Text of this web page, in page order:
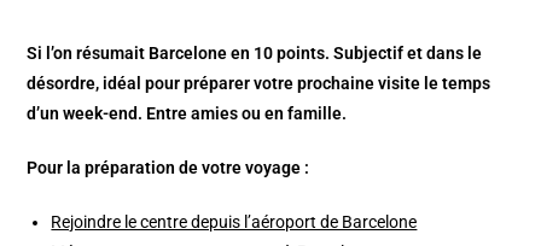
Si l’on résumait Barcelone en 10 points. Subjectif et dans le
désordre, idéal pour préparer votre prochaine visite le temps
d’un week-end. Entre amies ou en famille.
Pour la préparation de votre voyage :
Rejoindre le centre depuis l’aéroport de Barcelone